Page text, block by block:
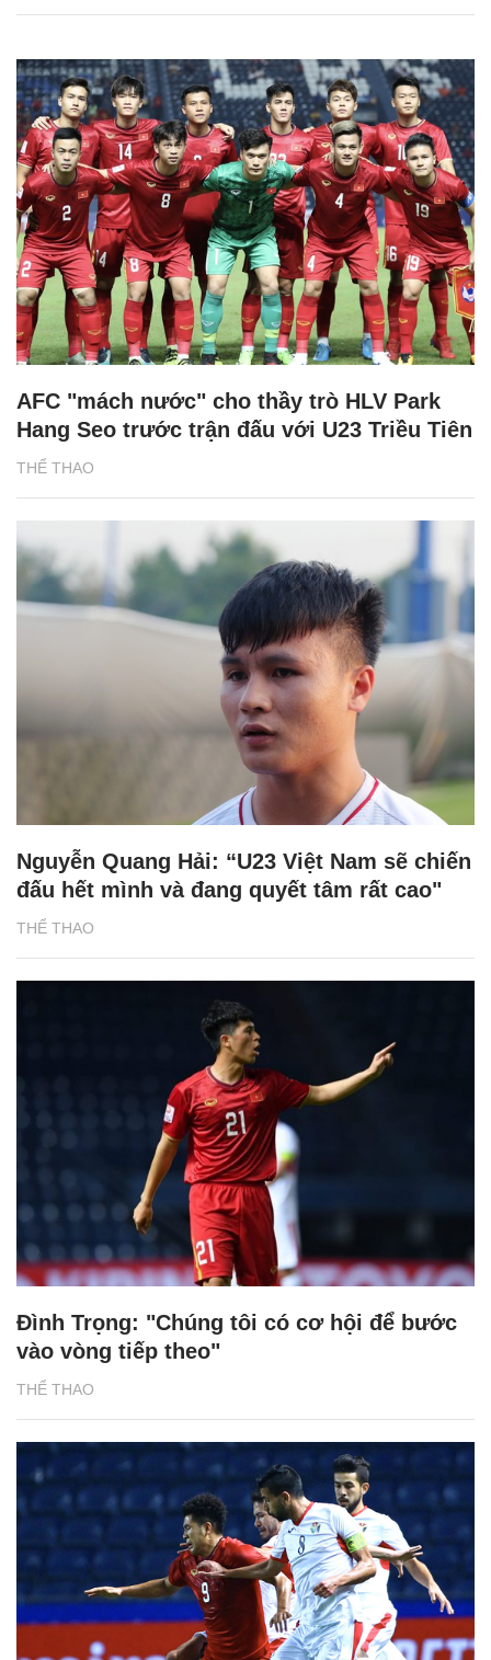
THỂ THAO
AFC "mách nước" cho thầy trò HLV Park
Hang Seo trước trận đấu với U23 Triều Tiên
THỂ THAO
Nguyễn Quang Hải: “U23 Việt Nam sẽ chiến
đấu hết mình và đang quyết tâm rất cao"
THỂ THAO
Đình Trọng: "Chúng tôi có cơ hội để bước
vào vòng tiếp theo"